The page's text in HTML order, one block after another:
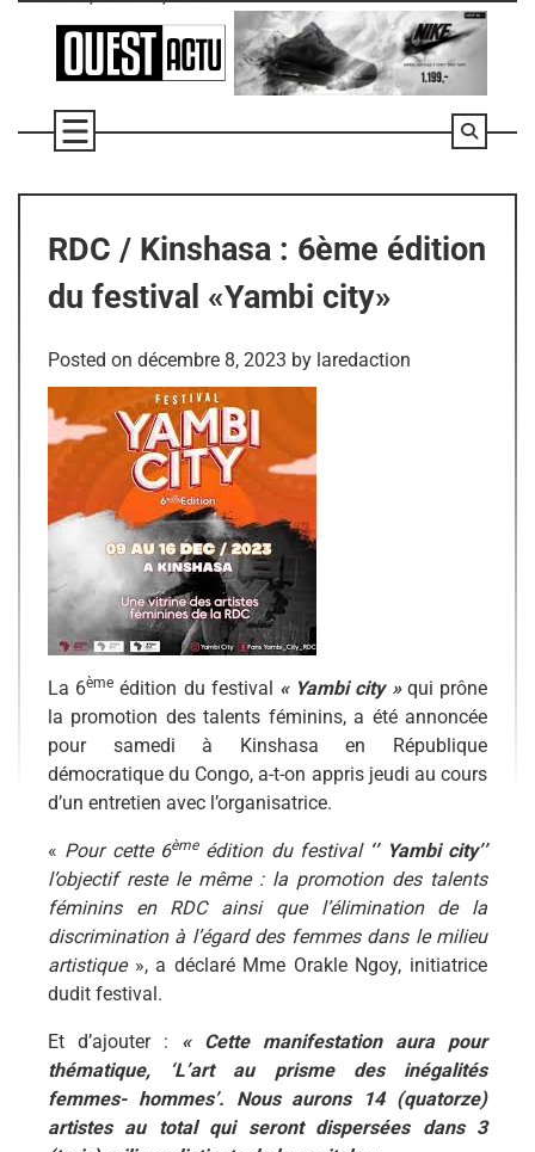
RDC / Kinshasa : 6ème édition
du festival «Yambi city»
Posted on décembre 8, 2023 by laredaction
La 6ème édition du festival « Yambi city »qui prône
la promotion des talents féminins, a été annoncée
pour samedi à Kinshasa en République
démocratique du Congo, a-t-on appris jeudi au cours
d’un entretien avec l’organisatrice.
« Pour cette 6èmeédition du festival ‘’ Yambi city’’
l’objectif reste le même : la promotion des talents
féminins en RDC ainsi que l’élimination de la
discrimination à l’égard des femmes dans le milieu
artistique », a déclaré Mme Orakle Ngoy, initiatrice
dudit festival.
Et d’ajouter : « Cette manifestation aura pour
thématique, ‘L’art au prisme des inégalités
femmes- hommes’. Nous aurons 14 (quatorze)
artistes au total qui seront dispersées dans 3